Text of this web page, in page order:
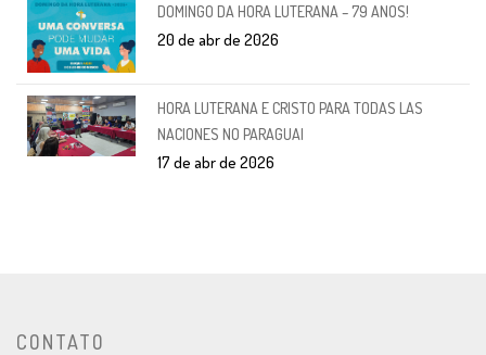
DOMINGO DA HORA LUTERANA – 79 ANOS!
20 de abr de 2026
HORA LUTERANA E CRISTO PARA TODAS LAS
NACIONES NO PARAGUAI
17 de abr de 2026
CONTATO